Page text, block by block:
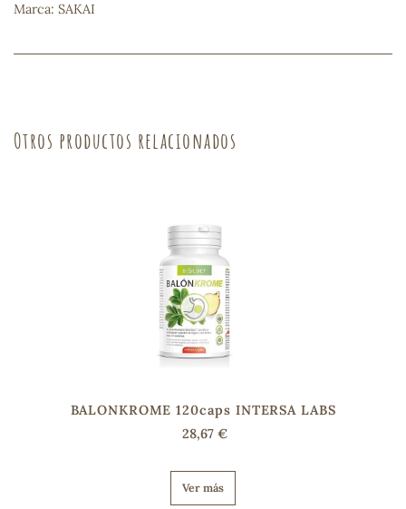
Marca: SAKAI
Otros productos relacionados
BALONKROME 120caps INTERSA LABS
28,67 €
Ver más